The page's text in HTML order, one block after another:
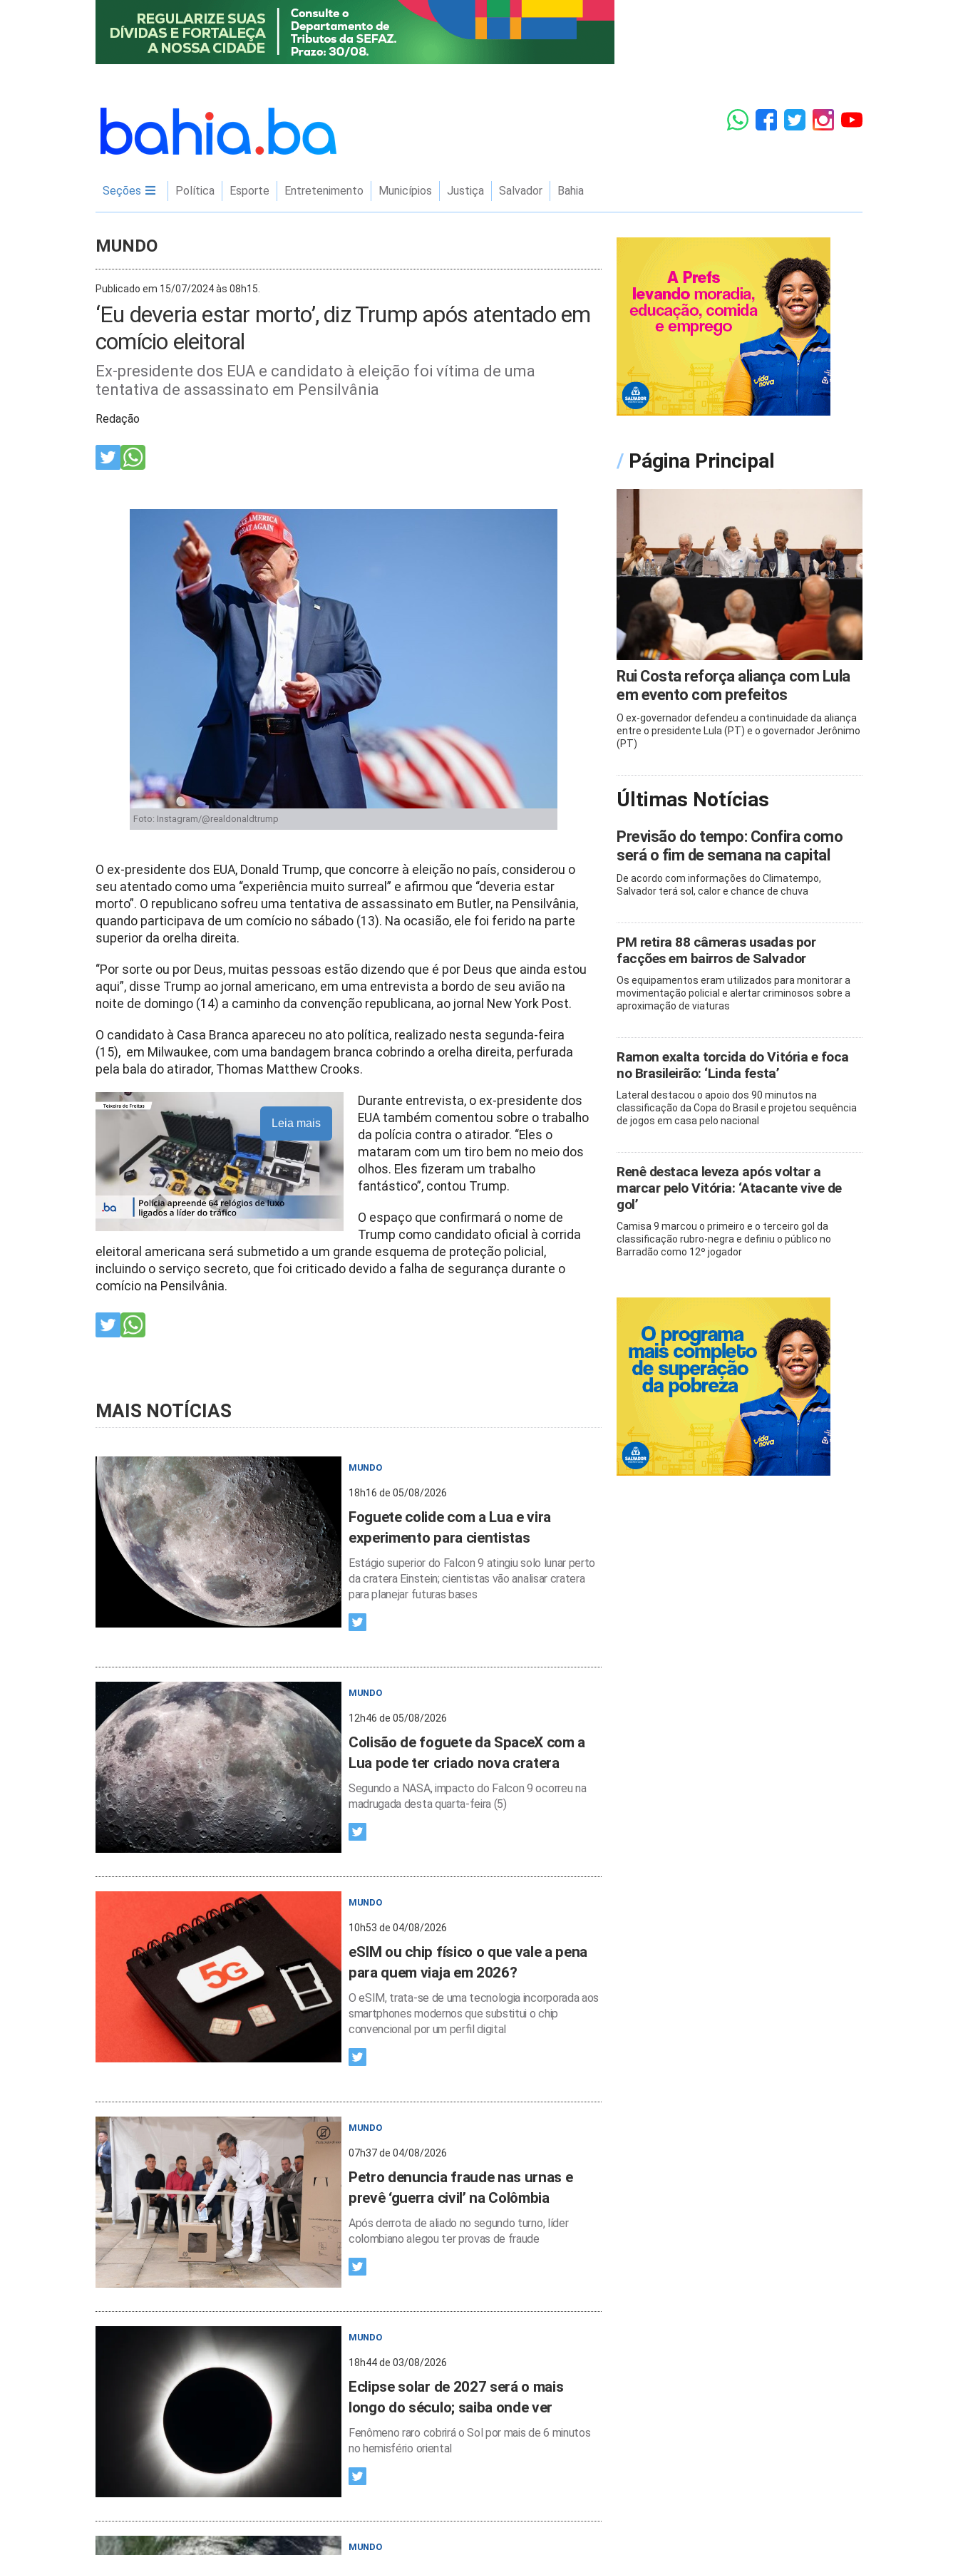
Seções Política Esporte Entretenimento Municípios Justiça Salvador Bahia
MUNDO
Publicado em 15/07/2024 às 08h15.
‘Eu deveria estar morto’, diz Trump após atentado em
comício eleitoral
Ex-presidente dos EUA e candidato à eleição foi vítima de uma
tentativa de assassinato em Pensilvânia
Redação
Foto: Instagram/@realdonaldtrump
O ex-presidente dos EUA, Donald Trump, que concorre à eleição no país, considerou o
seu atentado como uma “experiência muito surreal” e afirmou que “deveria estar
morto”. O republicano sofreu uma tentativa de assassinato em Butler, na Pensilvânia,
quando participava de um comício no sábado (13). Na ocasião, ele foi ferido na parte
superior da orelha direita.
“Por sorte ou por Deus, muitas pessoas estão dizendo que é por Deus que ainda estou
aqui”, disse Trump ao jornal americano, em uma entrevista a bordo de seu avião na
noite de domingo (14) a caminho da convenção republicana, ao jornal New York Post.
O candidato à Casa Branca apareceu no ato política, realizado nesta segunda-feira
(15), em Milwaukee, com uma bandagem branca cobrindo a orelha direita, perfurada
pela bala do atirador, Thomas Matthew Crooks.
Leia mais
Durante entrevista, o ex-presidente dos
EUA também comentou sobre o trabalho
da polícia contra o atirador. “Eles o
mataram com um tiro bem no meio dos
olhos. Eles fizeram um trabalho
fantástico”, contou Trump.
O espaço que confirmará o nome de
Trump como candidato oficial à corrida
eleitoral americana será submetido a um grande esquema de proteção policial,
incluindo o serviço secreto, que foi criticado devido a falha de segurança durante o
comício na Pensilvânia.
MAIS NOTÍCIAS
MUNDO
18h16 de 05/08/2026
Foguete colide com a Lua e vira
experimento para cientistas
Estágio superior do Falcon 9 atingiu solo lunar perto
da cratera Einstein; cientistas vão analisar cratera
para planejar futuras bases
MUNDO
12h46 de 05/08/2026
Colisão de foguete da SpaceX com a
Lua pode ter criado nova cratera
Segundo a NASA, impacto do Falcon 9 ocorreu na
madrugada desta quarta-feira (5)
MUNDO
10h53 de 04/08/2026
eSIM ou chip físico o que vale a pena
para quem viaja em 2026?
O eSIM, trata-se de uma tecnologia incorporada aos
smartphones modernos que substitui o chip
convencional por um perfil digital
MUNDO
07h37 de 04/08/2026
Petro denuncia fraude nas urnas e
prevê ‘guerra civil’ na Colômbia
Após derrota de aliado no segundo turno, líder
colombiano alegou ter provas de fraude
MUNDO
18h44 de 03/08/2026
Eclipse solar de 2027 será o mais
longo do século; saiba onde ver
Fenômeno raro cobrirá o Sol por mais de 6 minutos
no hemisfério oriental
MUNDO
/ Página Principal
Rui Costa reforça aliança com Lula
em evento com prefeitos
O ex-governador defendeu a continuidade da aliança
entre o presidente Lula (PT) e o governador Jerônimo
(PT)
Últimas Notícias
Previsão do tempo: Confira como
será o fim de semana na capital
De acordo com informações do Climatempo,
Salvador terá sol, calor e chance de chuva
PM retira 88 câmeras usadas por
facções em bairros de Salvador
Os equipamentos eram utilizados para monitorar a
movimentação policial e alertar criminosos sobre a
aproximação de viaturas
Ramon exalta torcida do Vitória e foca
no Brasileirão: ‘Linda festa’
Lateral destacou o apoio dos 90 minutos na
classificação da Copa do Brasil e projetou sequência
de jogos em casa pelo nacional
Renê destaca leveza após voltar a
marcar pelo Vitória: ‘Atacante vive de
gol’
Camisa 9 marcou o primeiro e o terceiro gol da
classificação rubro-negra e definiu o público no
Barradão como 12º jogador